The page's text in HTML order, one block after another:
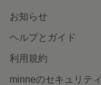
お知らせ
ヘルプとガイド
利用規約
minneのセキュリティ